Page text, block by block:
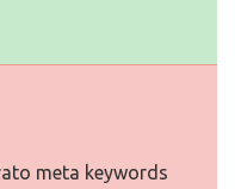
meta keywords